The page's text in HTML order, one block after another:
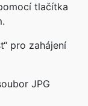
tlačítka
pro zahájení
JPG